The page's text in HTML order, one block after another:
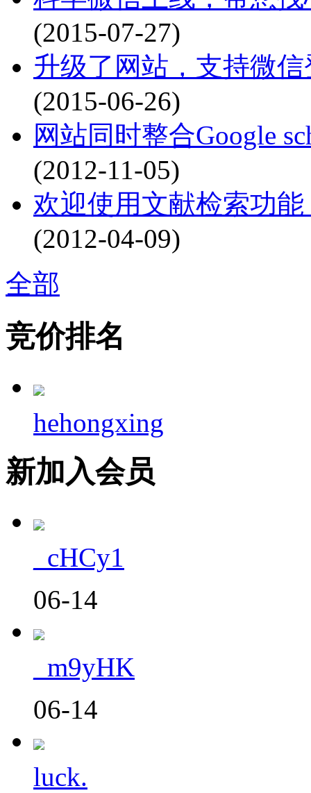
(2015-07-27)
升级了网站，支持微
(2015-06-26)
网站同时整合Google
(2012-11-05)
欢迎使用文献检索功能
(2012-04-09)
全部
竞价排名
hehongxing
新加入会员
_cHCy1
06-14
_m9yHK
06-14
luck.